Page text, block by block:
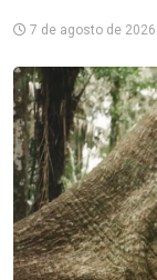
7 de agosto de 2026